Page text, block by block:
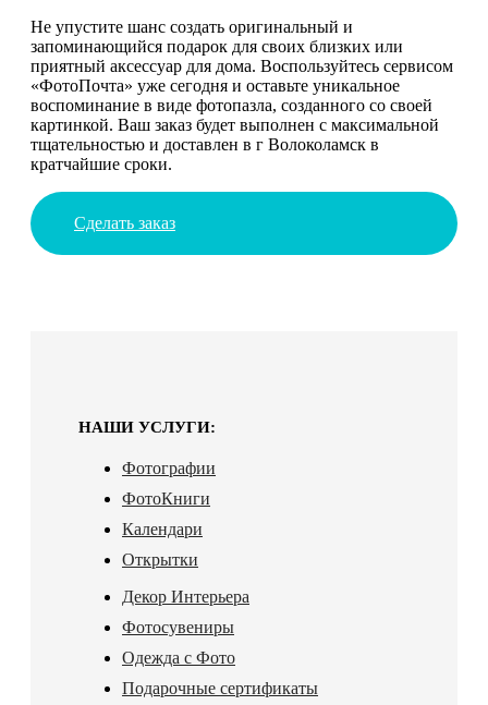
Не упустите шанс создать оригинальный и
запоминающийся подарок для своих близких или
приятный аксессуар для дома. Воспользуйтесь сервисом
«ФотоПочта» уже сегодня и оставьте уникальное
воспоминание в виде фотопазла, созданного со своей
картинкой. Ваш заказ будет выполнен с максимальной
тщательностью и доставлен в г Волоколамск в
кратчайшие сроки.
Сделать заказ
НАШИ УСЛУГИ:
Фотографии
ФотоКниги
Календари
Открытки
Декор Интерьера
Фотосувениры
Одежда с Фото
Подарочные сертификаты